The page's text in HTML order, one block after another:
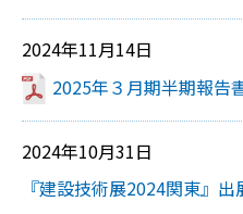
2024年11月14日
2025年３月期半期報告
2024年10月31日
『建設技術展2024関東』